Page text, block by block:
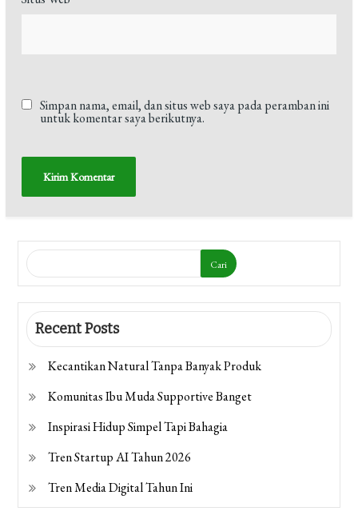
Simpan nama, email, dan situs web saya pada peramban ini
untuk komentar saya berikutnya.
Cari
Recent Posts
Kecantikan Natural Tanpa Banyak Produk
Komunitas Ibu Muda Supportive Banget
Inspirasi Hidup Simpel Tapi Bahagia
Tren Startup AI Tahun 2026
Tren Media Digital Tahun Ini